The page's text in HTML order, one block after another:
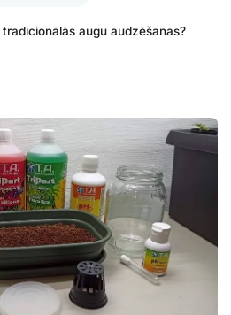
augu audzēšanas?